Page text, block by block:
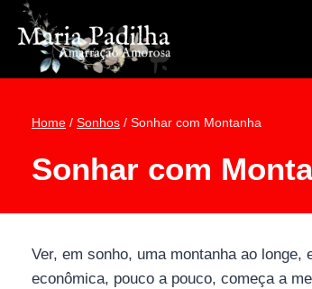
Pular
para
Conteúdo
Home / Sonhos / Sonhar com Montanha
Sonhar com
Ver, em sonho, uma montanha ao
econômica, pouco a pouco, começa a